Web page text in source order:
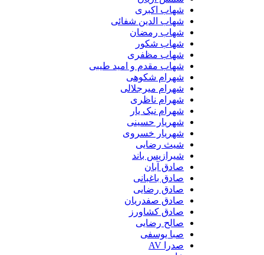
شهاب اکبری
شهاب الدین شفائی
شهاب رمضان
شهاب شکور
شهاب مظفری
شهاب مقدم و امید طیبی
شهرام شکوهی
شهرام میرجلالی
شهرام ناظری
شهرام نیک یار
شهریار حسینی
شهریار خسروی
شیث رضایی
شیرازیس باند
صادق آبان
صادق باغبانی
صادق رضایی
صادق صفدریان
صادق کشاورز
صالح رضایی
صبا یوسفی
صدرا AV